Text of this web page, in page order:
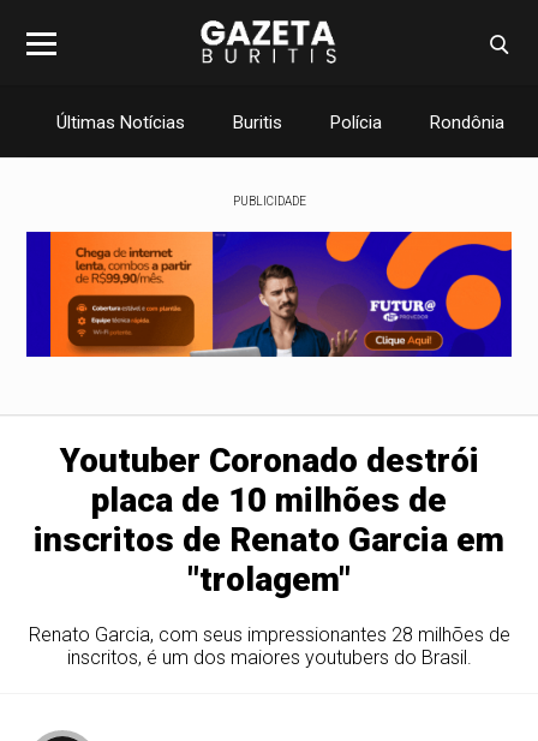
Últimas Notícias Buritis Polícia Rondônia
PUBLICIDADE
Youtuber Coronado destrói
placa de 10 milhões de
inscritos de Renato Garcia em
"trolagem"
Renato Garcia, com seus impressionantes 28 milhões de
inscritos, é um dos maiores youtubers do Brasil.